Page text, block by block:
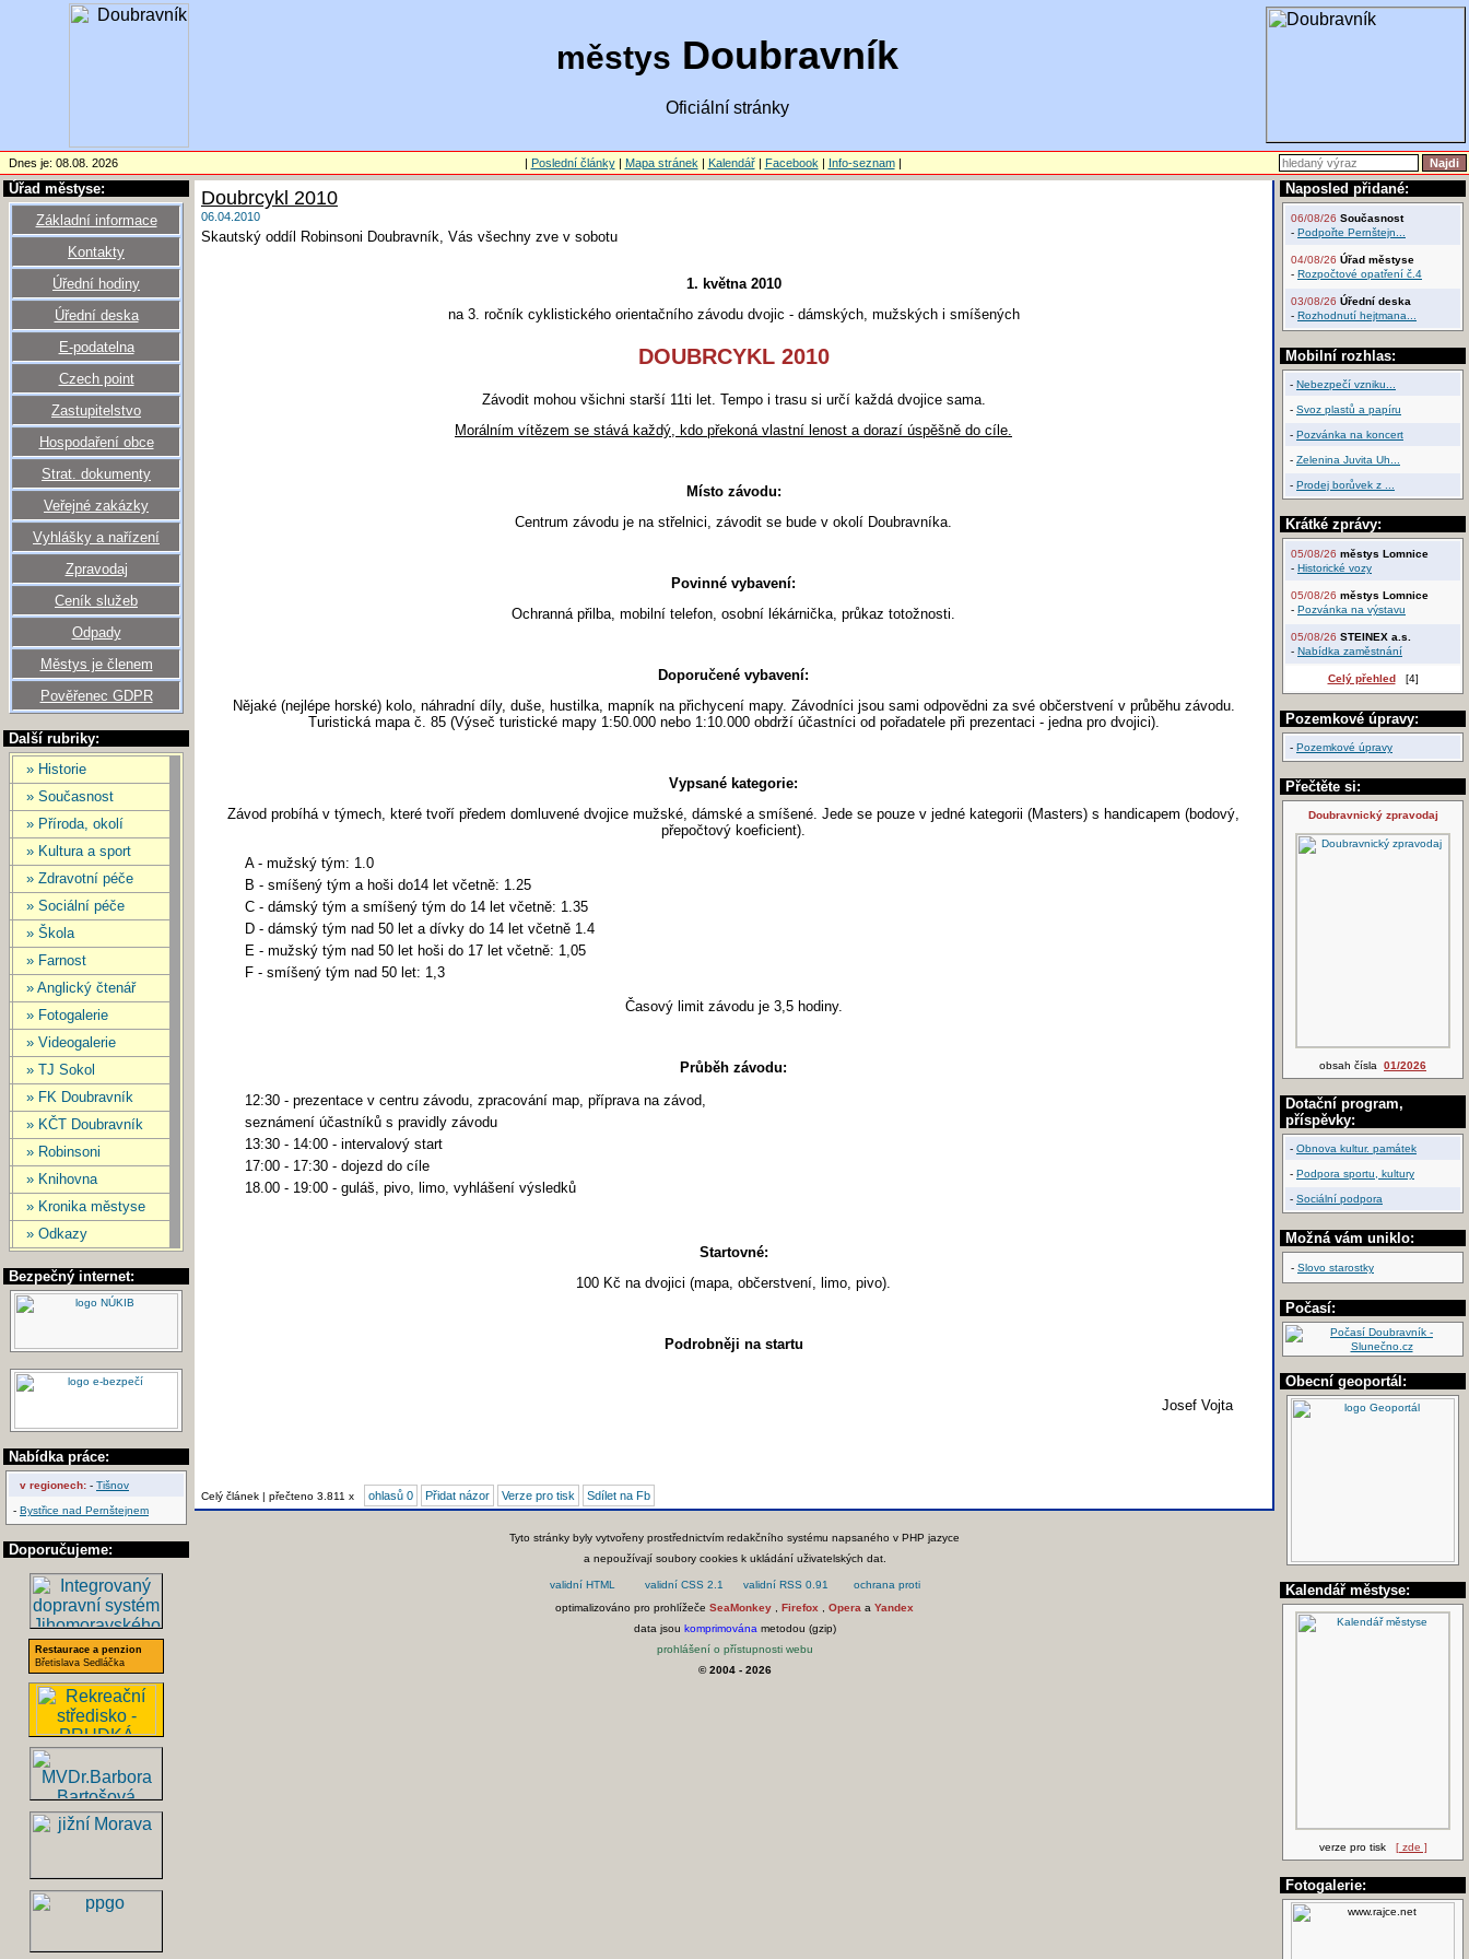
městys Doubravník
Oficiální stránky
Dnes je: 08.08. 2026 | Poslední články| Mapa stránek | Kalendář| Facebook | Info-seznam|
Úřad městyse:
Základní informace
Kontakty
Úřední hodiny
Úřední deska
E-podatelna
Czech point
Zastupitelstvo
Hospodaření obce
Strat. dokumenty
Veřejné zakázky
Vyhlášky a nařízení
Zpravodaj
Ceník služeb
Odpady
Městys je členem
Pověřenec GDPR
Další rubriky:
» Historie
» Současnost
» Příroda, okolí
» Kultura a sport
» Zdravotní péče
» Sociální péče
» Škola
» Farnost
» Anglický čtenář
» Fotogalerie
» Videogalerie
» TJ Sokol
» FK Doubravník
» KČT Doubravník
» Robinsoni
» Knihovna
» Kronika městyse
» Odkazy
Bezpečný internet:
Nabídka práce:
v regionech: - Tišnov
- Bystřice nad Pernštejnem
Doporučujeme:
Restaurace a penzion
Břetislava Sedláčka
Naposled přidané:
06/08/26 Současnost
- Podpořte Pernštejn...
04/08/26 Úřad městyse
- Rozpočtové opatření č.4
03/08/26 Úřední deska
- Rozhodnutí hejtmana...
Mobilní rozhlas:
- Nebezpečí vzniku...
- Svoz plastů a papíru
- Pozvánka na koncert
- Zelenina Juvita Uh...
- Prodej borůvek z ...
Krátké zprávy:
05/08/26 městys Lomnice
- Historické vozy
05/08/26 městys Lomnice
- Pozvánka na výstavu
05/08/26 STEINEX a.s.
- Nabídka zaměstnání
Celý přehled[4]
Pozemkové úpravy:
- Pozemkové úpravy
Přečtěte si:
Doubravnický zpravodaj
obsah čísla 01/2026
Dotační program,
příspěvky:
- Obnova kultur. památek
- Podpora sportu, kultury
- Sociální podpora
Možná vám uniklo:
- Slovo starostky
Počasí:
Obecní geoportál:
Kalendář městyse:
verze pro tisk [ zde ]
Fotogalerie:
Doubrcykl 2010
06.04.2010
Skautský oddíl Robinsoni Doubravník, Vás všechny zve v sobotu
1. května 2010
na 3. ročník cyklistického orientačního závodu dvojic - dámských, mužských i smíšených
DOUBRCYKL 2010
Závodit mohou všichni starší 11ti let. Tempo i trasu si určí každá dvojice sama.
Morálním vítězem se stává každý, kdo překoná vlastní lenost a dorazí úspěšně do cíle.
Místo závodu:
Centrum závodu je na střelnici, závodit se bude v okolí Doubravníka.
Povinné vybavení:
Ochranná přilba, mobilní telefon, osobní lékárnička, průkaz totožnosti.
Doporučené vybavení:
Nějaké (nejlépe horské) kolo, náhradní díly, duše, hustilka, mapník na přichycení mapy. Závodníci jsou sami odpovědni za své občerstvení v průběhu závodu.
Turistická mapa č. 85 (Výseč turistické mapy 1:50.000 nebo 1:10.000 obdrží účastníci od pořadatele při prezentaci - jedna pro dvojici).
Vypsané kategorie:
Závod probíhá v týmech, které tvoří předem domluvené dvojice mužské, dámské a smíšené. Jede se pouze v jedné kategorii (Masters) s handicapem (bodový,
přepočtový koeficient).
A - mužský tým: 1.0
B - smíšený tým a hoši do14 let včetně: 1.25
C - dámský tým a smíšený tým do 14 let včetně: 1.35
D - dámský tým nad 50 let a dívky do 14 let včetně 1.4
E - mužský tým nad 50 let hoši do 17 let včetně: 1,05
F - smíšený tým nad 50 let: 1,3
Časový limit závodu je 3,5 hodiny.
Průběh závodu:
12:30 - prezentace v centru závodu, zpracování map, příprava na závod,
seznámení účastníků s pravidly závodu
13:30 - 14:00 - intervalový start
17:00 - 17:30 - dojezd do cíle
18.00 - 19:00 - guláš, pivo, limo, vyhlášení výsledků
Startovné:
100 Kč na dvojici (mapa, občerstvení, limo, pivo).
Podrobněji na startu
Josef Vojta
Celý článek | přečteno 3.811 x ohlasů 0 Přidat názor Verze pro tisk Sdílet na Fb
Tyto stránky byly vytvořeny prostřednictvím redakčního systému napsaného v PHP jazyce
a nepoužívají soubory cookies k ukládání uživatelských dat.
optimalizováno pro prohlížeče SeaMonkey Firefox Opera a Yandex
data jsou komprimována metodou (gzip)
prohlášení o přístupnosti webu
© 2004 - 2026